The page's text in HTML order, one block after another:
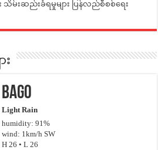
သိမ်းဆည်းခံရမှုများ ပြန်လည်စီစစ်ရေး
း
Bago
Light Rain
humidity: 91%
wind: 1km/h SW
H 26 • L 26